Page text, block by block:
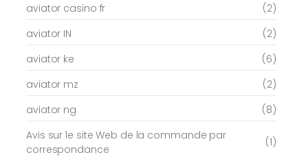
aviator casino fr
(2)
aviator IN
(2)
aviator ke
(6)
aviator mz
(2)
aviator ng
(8)
Avis sur le site Web de la commande par
correspondance
(1)